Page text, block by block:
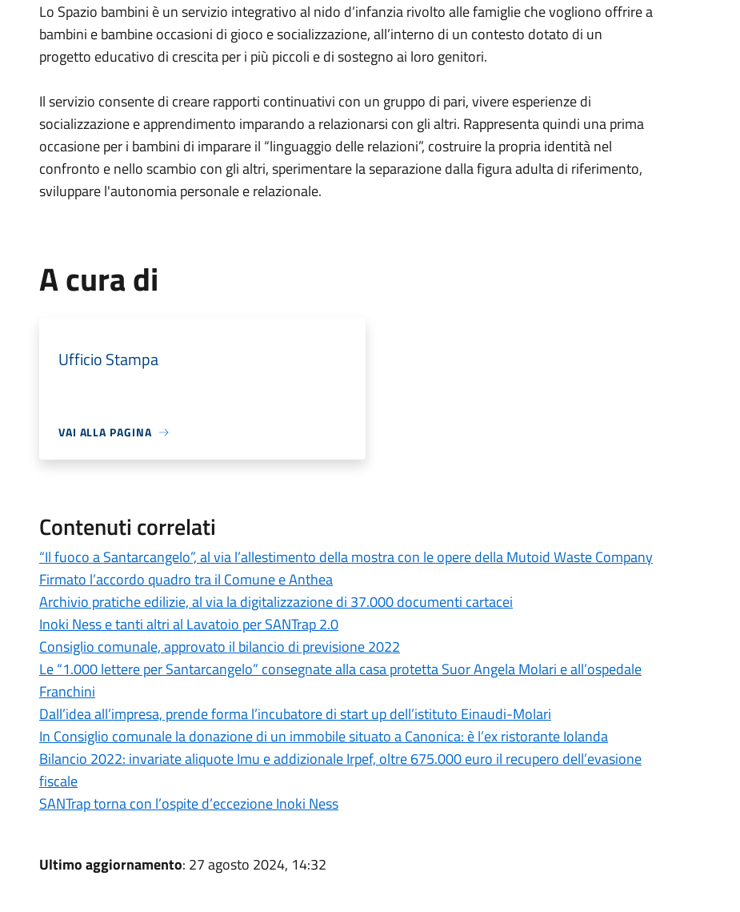
Lo Spazio bambini è un servizio integrativo al nido d’infanzia rivolto alle famiglie che vogliono offrire a
bambini e bambine occasioni di gioco e socializzazione, all’interno di un contesto dotato di un
progetto educativo di crescita per i più piccoli e di sostegno ai loro genitori.
Il servizio consente di creare rapporti continuativi con un gruppo di pari, vivere esperienze di
socializzazione e apprendimento imparando a relazionarsi con gli altri. Rappresenta quindi una prima
occasione per i bambini di imparare il “linguaggio delle relazioni”, costruire la propria identità nel
confronto e nello scambio con gli altri, sperimentare la separazione dalla figura adulta di riferimento,
sviluppare l'autonomia personale e relazionale.
A cura di
Ufficio Stampa
VAI ALLA PAGINA
Contenuti correlati
“Il fuoco a Santarcangelo”, al via l’allestimento della mostra con le opere della Mutoid Waste Company
Firmato l’accordo quadro tra il Comune e Anthea
Archivio pratiche edilizie, al via la digitalizzazione di 37.000 documenti cartacei
Inoki Ness e tanti altri al Lavatoio per SANTrap 2.0
Consiglio comunale, approvato il bilancio di previsione 2022
Le “1.000 lettere per Santarcangelo” consegnate alla casa protetta Suor Angela Molari e all’ospedale
Franchini
Dall’idea all’impresa, prende forma l’incubatore di start up dell’istituto Einaudi-Molari
In Consiglio comunale la donazione di un immobile situato a Canonica: è l’ex ristorante Iolanda
Bilancio 2022: invariate aliquote Imu e addizionale Irpef, oltre 675.000 euro il recupero dell’evasione
fiscale
SANTrap torna con l’ospite d’eccezione Inoki Ness
Ultimo aggiornamento: 27 agosto 2024, 14:32